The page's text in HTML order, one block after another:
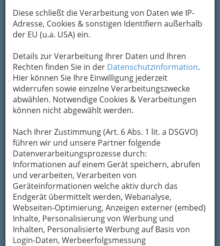
Diese schließt die Verarbeitung von Daten wie IP-
Adresse, Cookies & sonstigen Identifiern außerhalb
der EU (u.a. USA) ein.
Details zur Verarbeitung Ihrer Daten und Ihren
Rechten finden Sie in der Datenschutzinformation.
Hier können Sie Ihre Einwilligung jederzeit
widerrufen sowie einzelne Verarbeitungszwecke
abwählen. Notwendige Cookies & Verarbeitungen
können nicht abgewählt werden.
Nach Ihrer Zustimmung (Art. 6 Abs. 1 lit. a DSGVO)
führen wir und unsere Partner folgende
Datenverarbeitungsprozesse durch:
Informationen auf einem Gerät speichern, abrufen
und verarbeiten, Verarbeiten von
Geräteinformationen welche aktiv durch das
Endgerät übermittelt werden, Webanalyse,
Webseiten-Optimierung, Anzeigen externer (embed)
Inhalte, Personalisierung von Werbung und
Inhalten, Personalisierte Werbung auf Basis von
Login-Daten, Werbeerfolgsmessung
staatlichen Postbehörde.
Die traditionellen Postunternehmenbefördern
Nachrichten und Kleingüter, Postsendungen
Postbussen). Sie wurden in Europa meist
staatlich betrieben, inzwischen sind aber die
staatlichen Logistikunternehmen oft privatisiert
oder auf dem Weg dahin, so z. B. in Deutschland.
Meist wird auch eineDurchführung von
Geldverkehr und Urkundengeschäften
Auch Fax, E-Mail, und andere Dienste werden oft
von der Post angeboten.
Das Europäische Parlament hat am 31. Januar
2008 dievollständige Öffnung der Märkte
Briefe unter 50 g beschlossen. Diese hat
spätestens 1. Januar 2011 zu erfolgen, wobei
für einige Länder – Griechenland, Luxemburg
und fast alle der neuen EU-Länder – die
Übergangsfrist bis 1. Januar 2013 ausgeweitet
wurde. Es besteht für die Mitgliedstaaten auch